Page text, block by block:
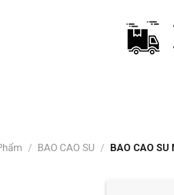
/ BAO CAO SU / BAO CAO SU